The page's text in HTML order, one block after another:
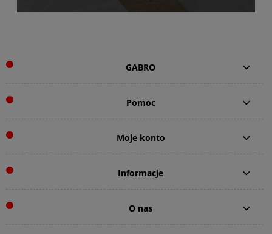
GABRO
Pomoc
Moje konto
Informacje
O nas